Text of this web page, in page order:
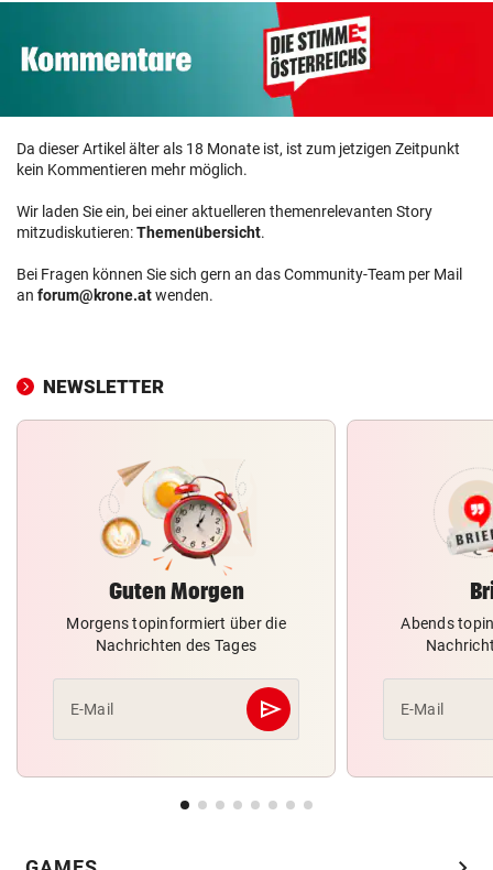
Da dieser Artikel älter als 18 Monate ist, ist zum jetzigen Zeitpunkt
kein Kommentieren mehr möglich.
Wir laden Sie ein, bei einer aktuelleren themenrelevanten Story
mitzudiskutieren:Themenübersicht.
Bei Fragen können Sie sich gern an das Community-Team per Mail
an forum@krone.atwenden.
NEWSLETTER
Guten Morgen
Morgens topinformiert über die
Nachrichten des Tages
E-Mail send
Abschicken
Abends
E-Mail